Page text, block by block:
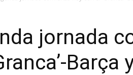
jornada
Barça